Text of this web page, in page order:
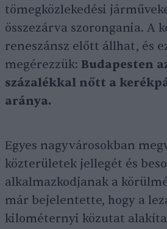
tömegközlekedési
összezárva szorongania. A
reneszánsz előtt állhat, és
megérezzük: Budapesten
százalékkal nőtt a
aránya.
Egyes nagyvárosokban
közterületek jellegét és
alkalmazkodjanak a
már bejelentette, hogy a
kilométernyi közutat